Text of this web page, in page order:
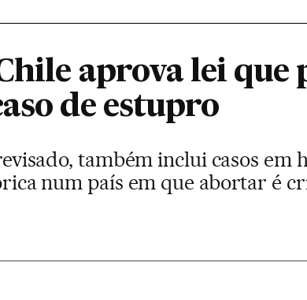
aprova lei
de estupro
também inclui casos em
num país em que abortar é